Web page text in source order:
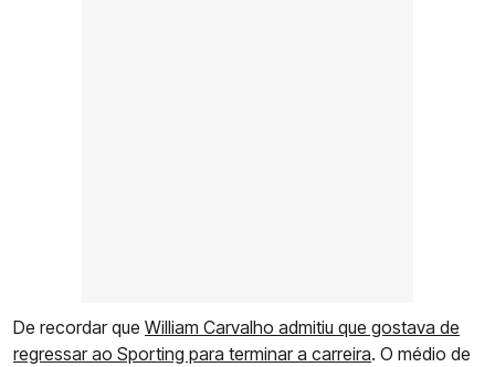
De recordar que William Carvalho admitiu que gostava de
regressar ao Sporting para terminar a carreira. O médio de